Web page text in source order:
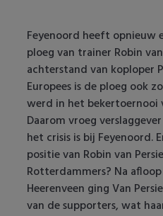
FC Utrecht
Feyenoord
Heracles Almelo
NAC Breda
PEC Zwolle
Champions League
Europa League
Conference League
Feyenoord heeft opnieuw
ploeg van trainer Robin
achterstand van koploper
Europees is de ploeg ook
werd in het bekertoernooi
Daarom vroeg
het crisis is bij Feyenoord.
positie van Robin van
Rotterdammers? Na
Heerenveen ging Van
van de supporters, wat